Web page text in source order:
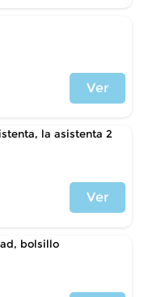
Ver
la asistenta 2
Ver
bolsillo